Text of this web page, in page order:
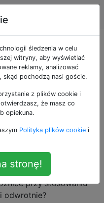
pytań dotyczących
znanego również jako
od materiału
przy stosowaniu
odwrotnie?
śledzenia w celu
witryny, aby wyświetlać
reklamy, analizować
skąd pochodzą nasi goście.
z plików cookie i
że masz co
opiekuna.
Polityka plików cookie i
stronę!